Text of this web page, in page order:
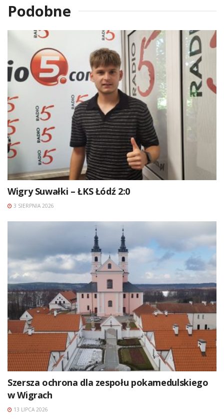
Podobne
Wigry Suwałki – ŁKS Łódź 2:0
3 SIERPNIA 2026
Szersza ochrona dla zespołu pokamedulskiego
w Wigrach
13 LIPCA 2026